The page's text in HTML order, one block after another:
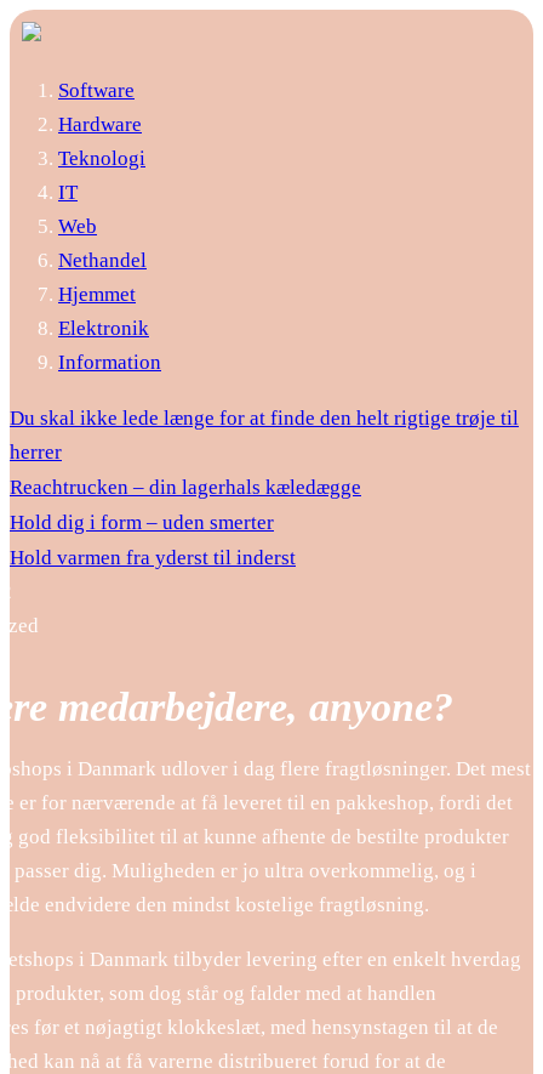
Software
Hardware
Teknologi
IT
Web
Nethandel
Hjemmet
Elektronik
Information
Du skal ikke lede længe for at finde den helt rigtige trøje til
herrer
Reachtrucken – din lagerhals kæledægge
Hold dig i form – uden smerter
Hold varmen fra yderst til inderst
medarbejdere, anyone?
i Danmark udlover i dag flere fragtløsninger. Det mest
er for nærværende at få leveret til en pakkeshop, fordi det
god fleksibilitet til at kunne afhente de bestilte produkter
passer dig. Muligheden er jo ultra overkommelig, og i
endvidere den mindst kostelige fragtløsning.
i Danmark tilbyder levering efter en enkelt hverdag
produkter, som dog står og falder med at handlen
før et nøjagtigt klokkeslæt, med hensynstagen til at de
kan nå at få varerne distribueret forud for at de